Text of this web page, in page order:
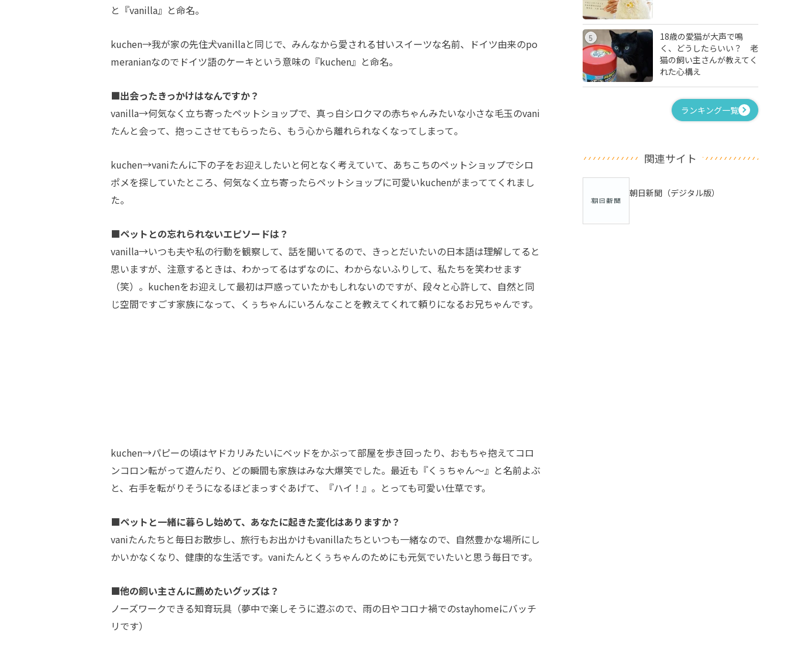
と『vanilla』と命名。
kuchen→我が家の先住犬vanillaと同じで、みんなから愛される甘いスイーツな名前、ドイツ由来のpo
meranianなのでドイツ語のケーキという意味の『kuchen』と命名。
■出会ったきっかけはなんですか？
vanilla→何気なく立ち寄ったペットショップで、真っ白シロクマの赤ちゃんみたいな小さな毛玉のvani
たんと会って、抱っこさせてもらったら、もう心から離れられなくなってしまって。
kuchen→vaniたんに下の子をお迎えしたいと何となく考えていて、あちこちのペットショップでシロ
ポメを探していたところ、何気なく立ち寄ったらペットショップに可愛いkuchenがまっててくれまし
た。
■ペットとの忘れられないエピソードは？
vanilla→いつも夫や私の行動を観察して、話を聞いてるので、きっとだいたいの日本語は理解してると
思いますが、注意するときは、わかってるはずなのに、わからないふりして、私たちを笑わせます
（笑）。kuchenをお迎えして最初は戸惑っていたかもしれないのですが、段々と心許して、自然と同
じ空間ですごす家族になって、くぅちゃんにいろんなことを教えてくれて頼りになるお兄ちゃんです。
kuchen→パピーの頃はヤドカリみたいにベッドをかぶって部屋を歩き回ったり、おもちゃ抱えてコロ
ンコロン転がって遊んだり、どの瞬間も家族はみな大爆笑でした。最近も『くぅちゃん〜』と名前よぶ
と、右手を転がりそうになるほどまっすぐあげて、『ハイ！』。とっても可愛い仕草です。
■ペットと一緒に暮らし始めて、あなたに起きた変化はありますか？
vaniたんたちと毎日お散歩し、旅行もお出かけもvanillaたちといつも一緒なので、自然豊かな場所にし
かいかなくなり、健康的な生活です。vaniたんとくぅちゃんのためにも元気でいたいと思う毎日です。
■他の飼い主さんに薦めたいグッズは？
ノーズワークできる知育玩具（夢中で楽しそうに遊ぶので、雨の日やコロナ禍でのstayhomeにバッチ
リです）
5
18歳の愛猫が大声で鳴
く、どうしたらいい？ 老
猫の飼い主さんが教えてく
れた心構え
ランキング一覧
関連サイト
朝日新聞（デジタル版）